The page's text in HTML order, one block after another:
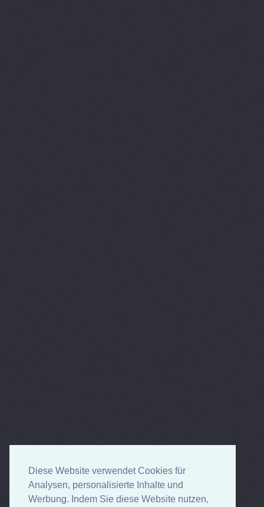
Diese Website verwendet Cookies für
Analysen, personalisierte Inhalte und
Werbung. Indem Sie diese Website nutzen,